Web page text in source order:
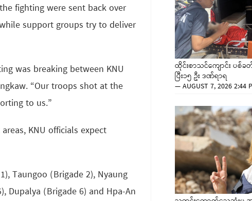
fighting were sent back over
support groups try to deliver
was breaking between KNU
“Our troops shot at the
to us.”
KNU officials expect
Taungoo (Brigade 2), Nyaung
Dupalya (Brigade 6) and Hpa-An
ထိုင်းစာသင်ကျောင်း ပစ်
ပြီး၁၅ ဦး ဒဏ်ရာရ
—AUGUST 7, 2026 2:44